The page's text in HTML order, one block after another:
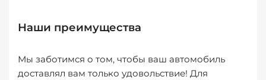
Наши преимущества
Мы заботимся о том, чтобы ваш автомобиль
доставлял вам только удовольствие! Для